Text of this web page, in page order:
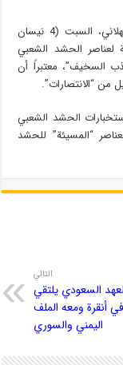
ووصف رئيس كتلة تيار الإصلاح النيابية هلال السهلاني، السبت (4 نيسان
لعناصر الحشد الشعبي
السخيف”، معتبراً أن
من “الانتصارات”.
الحشد الشعبي
اعتقالات للعناصر “المسيئة” للحشد
التالي
السعودي يلتقي
أنقرة ومعه الملف
اليمني والسوري